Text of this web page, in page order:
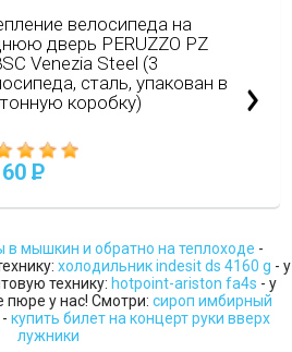
велосипеда на
дверь PERUZZO PZ
Venezia Steel (3
сталь, упакован в
коробку)
P
в мышкин и обратно на теплоходе -
холодильник indesit ds 4160 g - у
технику: hotpoint-ariston fa4s - у
у нас! Смотри: сироп имбирный
купить билет на концерт руки вверх
лужники